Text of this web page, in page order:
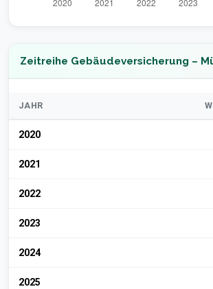
Zeitreihe Gebäudeversicherung –
JAHR
2020
2021
2022
2023
2024
2025